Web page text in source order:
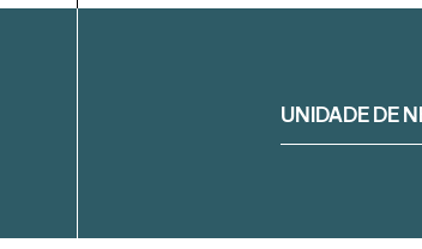
FiltrarUNIDADE DE